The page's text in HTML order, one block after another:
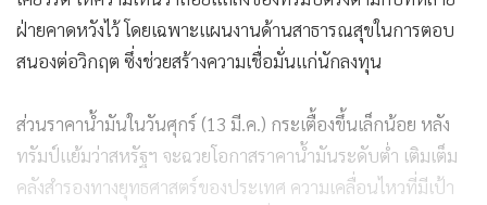
ฝ่ายคาดหวังไว้ โดยเฉพาะแผนงานด้านสาธารณสุขในการตอบ
สนองต่อวิกฤต ซึ่งช่วยสร้างความเชื่อมั่นแก่นักลงทุน
ส่วนราคาน้ำมันในวันศุกร์ (13 มี.ค.) กระเตื้องขึ้นเล็กน้อย หลัง
ทรัมป์แย้มว่าสหรัฐฯ จะฉวยโอกาสราคาน้ำมันระดับต่ำ เติมเต็ม
คลังสำรองทางยุทธศาสตร์ของประเทศ ความเคลื่อนไหวที่มีเป้า